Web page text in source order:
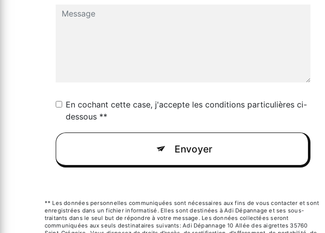
En cochant cette case, j'accepte les conditions particulières ci-
dessous **
Envoyer
** Les données personnelles communiquées sont nécessaires aux fins de vous contacter et sont
enregistrées dans un fichier informatisé. Elles sont destinées à Adi Dépannage et ses sous-
traitants dans le seul but de répondre à votre message. Les données collectées seront
communiquées aux seuls destinataires suivants: Adi Dépannage 10 Allée des aigrettes 35760